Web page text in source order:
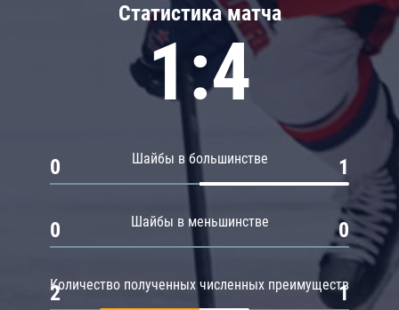
Статистика матча
1:4
Шайбы в большинстве
0 1
Шайбы в меньшинстве
0 0
Количество полученных численных преимуществ
2 1